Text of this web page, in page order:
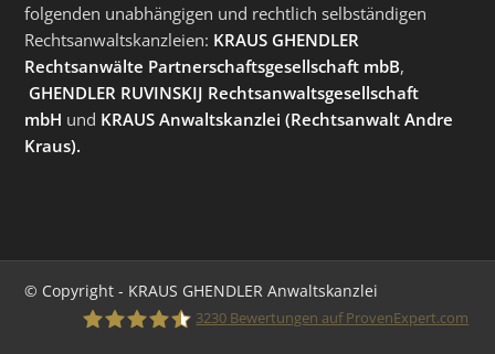
folgenden unabhängigen und rechtlich selbständigen
Rechtsanwaltskanzleien: KRAUS GHENDLER
Rechtsanwälte Partnerschaftsgesellschaft mbB,
GHENDLER RUVINSKIJ Rechtsanwaltsgesellschaft
mbH und KRAUS Anwaltskanzlei (Rechtsanwalt Andre
Kraus).
© Copyright - KRAUS GHENDLER Anwaltskanzlei
3230 Bewertungen auf ProvenExpert.com